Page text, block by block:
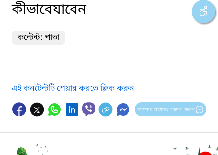
কীভাবেযাবেন
কন্টেন্ট: পাতা
এই কনটেন্টটি শেয়ার করতে ক্লিক করুন
আপনার মতামত প্রদান করুন